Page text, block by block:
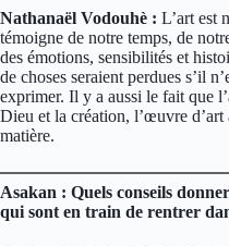
Nathanaël Vodouhè : L’art est
témoigne de notre temps, de
des émotions, sensibilités et
de choses seraient perdues s’il
exprimer. Il y a aussi le fait que
Dieu et la création, l’œuvre
matière.
Asakan : Quels conseils
qui sont en train de rentrer